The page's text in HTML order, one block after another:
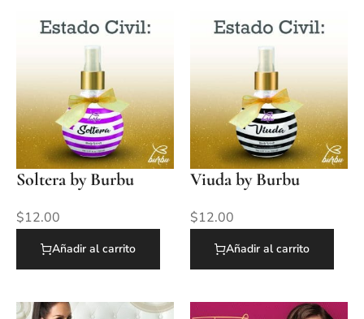
Soltera by Burbu
$12.00
Añadir al carrito
Viuda by Burbu
$12.00
Añadir al carrito